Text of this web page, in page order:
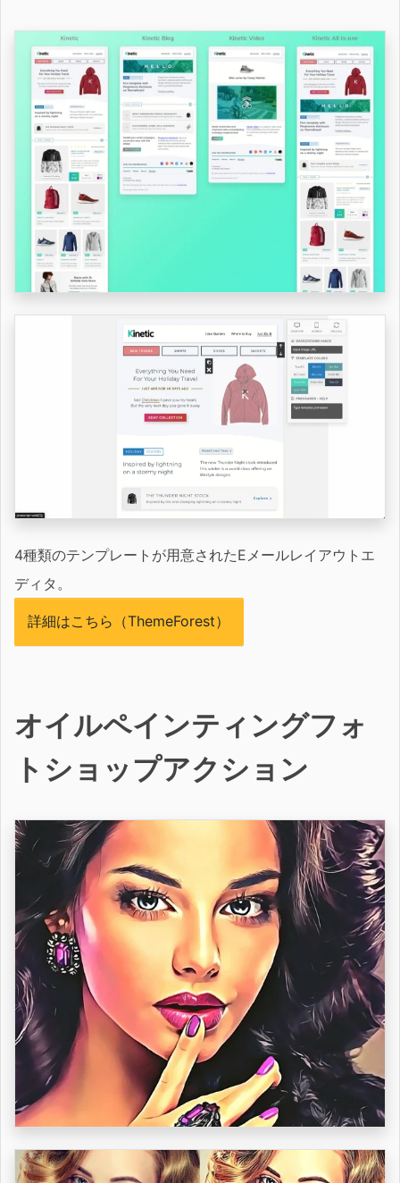
4種類のテンプレートが用意されたEメールレイアウトエ
ディタ。
詳細はこちら（ThemeForest）
オイルペインティングフォ
トショップアクション